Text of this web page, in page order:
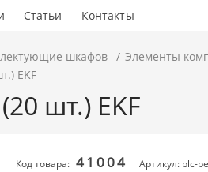
Статьи Контакты
шкафов Элементы
EKF
шт.) EKF
Код товара: 41004 Артикул: plc-